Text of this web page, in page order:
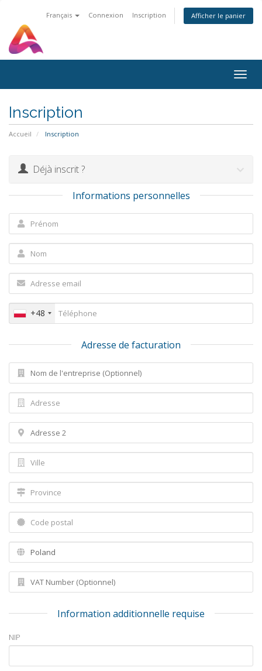
Français Connexion Inscription Afficher le panier
Inscription
Accueil Inscription
Déjà inscrit ?
Informations personnelles
+48
Adresse de facturation
Information additionnelle requise
NIP